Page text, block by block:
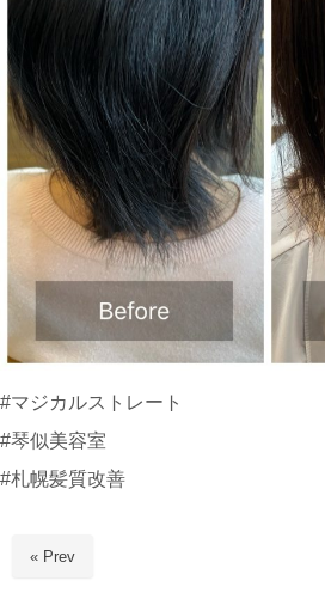
#マジカルストレート
#琴似美容室
#札幌髪質改善
« Prev